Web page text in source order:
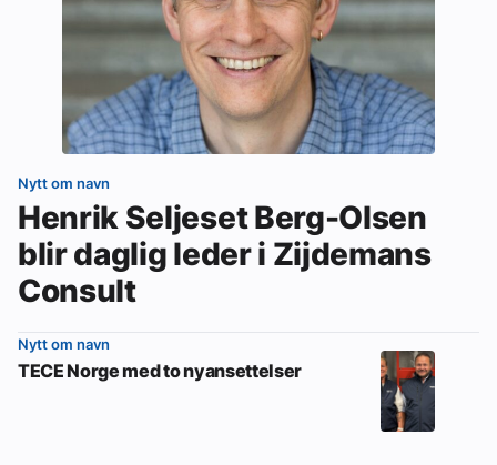
Nytt om navn
Henrik Seljeset Berg-Olsen
blir daglig leder i Zijdemans
Consult
Nytt om navn
TECE Norge med to nyansettelser